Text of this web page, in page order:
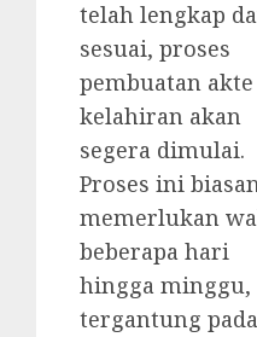
telah lengkap
sesuai, proses
pembuatan akte
kelahiran akan
segera dimulai.
Proses ini
memerlukan
beberapa hari
hingga minggu,
tergantung pada